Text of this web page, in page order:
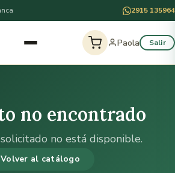
2915 135964
Paola Salir
no encontrado
no está disponible.
Volver al catálogo